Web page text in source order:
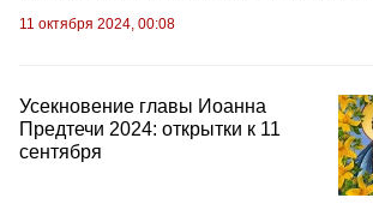
11 октября 2024, 00:08
Усекновение главы Иоанна
Предтечи 2024: открытки к 11
сентября